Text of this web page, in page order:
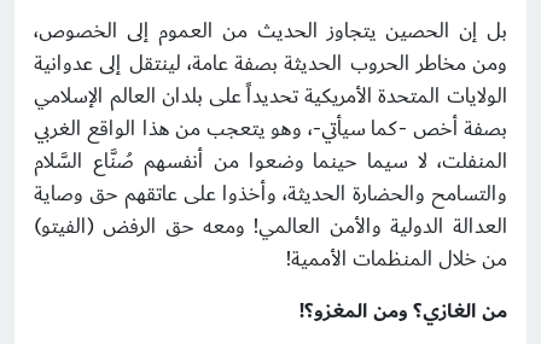
بل إن الحصين يتجاوز الحديث من العموم إلى الخصوص،
ومن مخاطر الحروب الحديثة بصفة عامة، لينتقل إلى عدوانية
الولايات المتحدة الأمريكية تحديداً على بلدان العالم الإسلامي
بصفة أخص -كما سيأتي-، وهو يتعجب من هذا الواقع الغربي
المنفلت، لا سيما حينما وضعوا من أنفسهم صُنَّاع السَّلام
والتسامح والحضارة الحديثة، وأخذوا على عاتقهم حق وصاية
العدالة الدولية والأمن العالمي! ومعه حق الرفض (الفيتو)
من خلال المنظمات الأممية!
من الغازي؟ ومن المغزو؟!